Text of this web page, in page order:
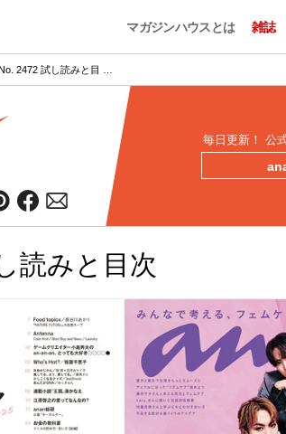
マガジンハウスとは 雑誌
2472 試し読みと目 …
毎日更新！ 公
読みと目次